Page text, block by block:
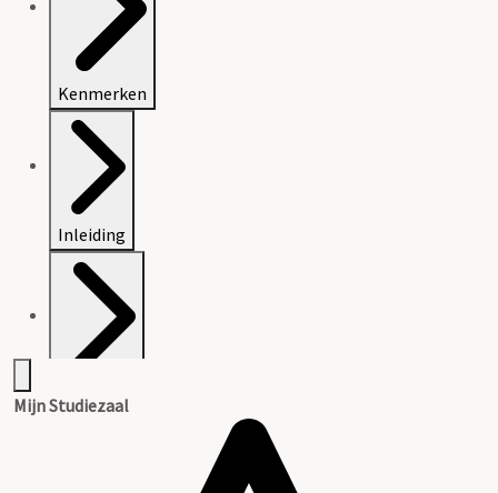
Kenmerken
Inleiding
Mijn Studiezaal